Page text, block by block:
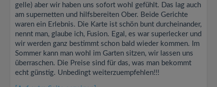
gelle) aber wir haben uns sofort wohl gefühlt. Das lag auch
am supernetten und hilfsbereiten Ober. Beide Gerichte
waren ein Erlebnis. Die Karte ist schön bunt durcheinander,
nennt man, glaube ich, Fusion. Egal, es war superlecker und
wir werden ganz bestimmt schon bald wieder kommen. Im
Sommer kann man wohl im Garten sitzen, wir lassen uns
überraschen. Die Preise sind für das, was man bekommt
echt günstig. Unbedingt weiterzuempfehlen!!!